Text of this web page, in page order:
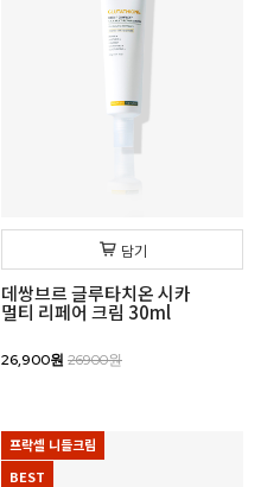
담기
데쌍브르 글루타치온 시카
멀티 리페어 크림 30ml
26,900원 26900원
프락셀 니들크림
BEST